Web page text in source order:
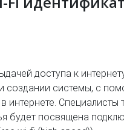
доступа к
создании системы, с
будет посвящена